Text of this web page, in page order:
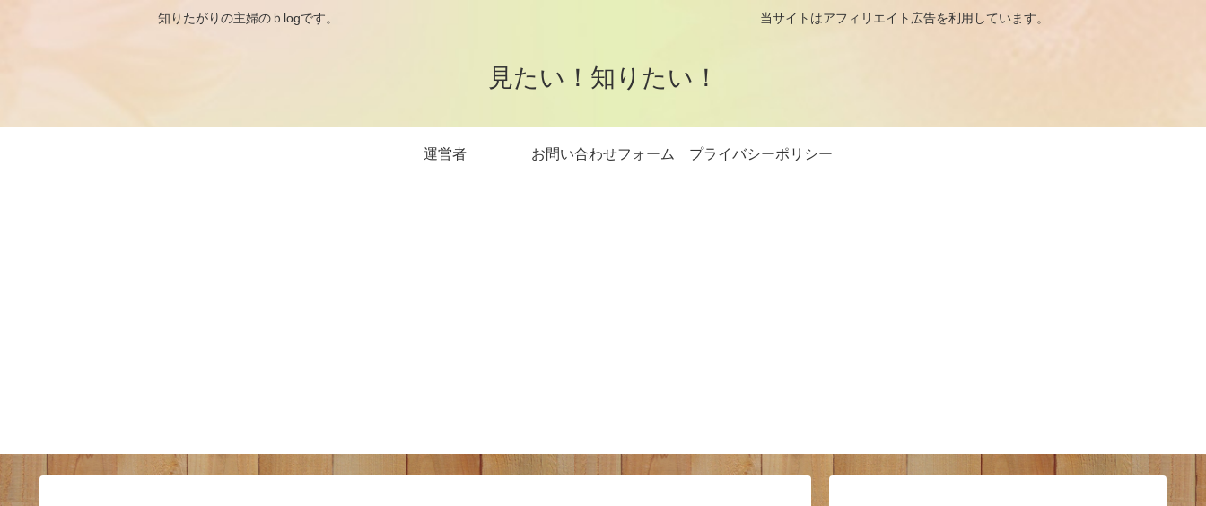
知りたがりの主婦のｂlogです。 当サイトはアフィリエイト広告を利用しています。
見たい！知りたい！
運営者 お問い合わせフォーム プライバシーポリシー